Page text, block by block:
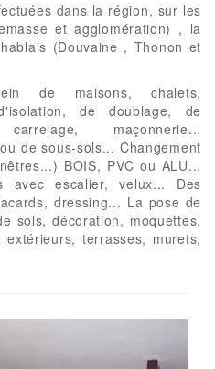
dans la région, sur les
et agglomération) , la
(Douvaine , Thonon et
de maisons, chalets,
de doublage, de
maçonnerie...
de sous-sols... Changement
BOIS, PVC ou ALU...
avec escalier, velux... Des
dressing... La pose de
sols, décoration, moquettes,
terrasses, murets,